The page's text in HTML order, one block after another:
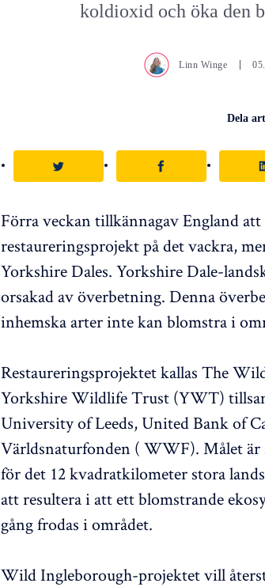
koldioxid och öka den
Linn Winge
Dela
Förra veckan tillkännagav England
restaureringsprojekt på det vackra,
Yorkshire Dales. Yorkshire Dale-
orsakad av överbetning. Denna
inhemska arter inte kan blomstra i
Restaureringsprojektet kallas The
Yorkshire Wildlife Trust (YWT)
University of Leeds, United Bank of
Världsnaturfonden ( WWF). Målet
för det 12 kvadratkilometer stora
att resultera i att ett blomstrande
gång frodas i området.
Wild Ingleborough-projektet vill